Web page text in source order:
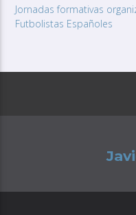
Jornadas formativas
Futbolistas Españoles